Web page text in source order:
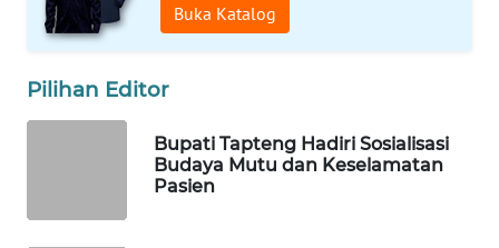
Buka Katalog
Pilihan Editor
Bupati Tapteng Hadiri Sosialisasi
Budaya Mutu dan Keselamatan
Pasien
WAHANA
OTOMOTIF
WAHANA
HEALTH
WISATA